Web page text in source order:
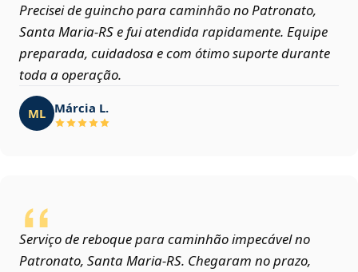
Precisei de guincho para caminhão no Patronato,
Santa Maria‑RS e fui atendida rapidamente. Equipe
preparada, cuidadosa e com ótimo suporte durante
toda a operação.
ML Márcia L.
Serviço de reboque para caminhão impecável no
Patronato, Santa Maria‑RS. Chegaram no prazo,